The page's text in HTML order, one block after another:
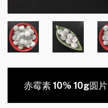
赤霉素 10% 10g圆片